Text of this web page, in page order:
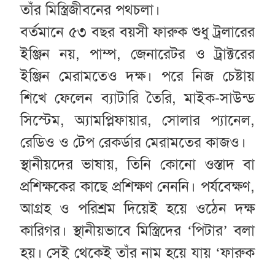
তাঁর মিস্ত্রিজীবনের পথচলা।
বর্তমানে ৫৩ বছর বয়সী ফারুক শুধু ট্রলারের
ইঞ্জিন নয়, পাম্প, জেনারেটর ও ট্রাক্টরের
ইঞ্জিন মেরামতেও দক্ষ। পরে নিজ চেষ্টায়
শিখে ফেলেন ব্যাটারি তৈরি, মাইক-সাউন্ড
সিস্টেম, অ্যামপ্লিফায়ার, সোলার প্যানেল,
রেডিও ও টেপ রেকর্ডার মেরামতের কাজও।
স্থানীয়দের ভাষায়, তিনি কোনো ওস্তাদ বা
প্রশিক্ষকের কাছে প্রশিক্ষণ নেননি। পর্যবেক্ষণ,
আগ্রহ ও পরিশ্রম দিয়েই হয়ে ওঠেন দক্ষ
কারিগর। স্থানীয়ভাবে মিস্ত্রিদের ‘পিটার’ বলা
হয়। সেই থেকেই তাঁর নাম হয়ে যায় ‘ফারুক